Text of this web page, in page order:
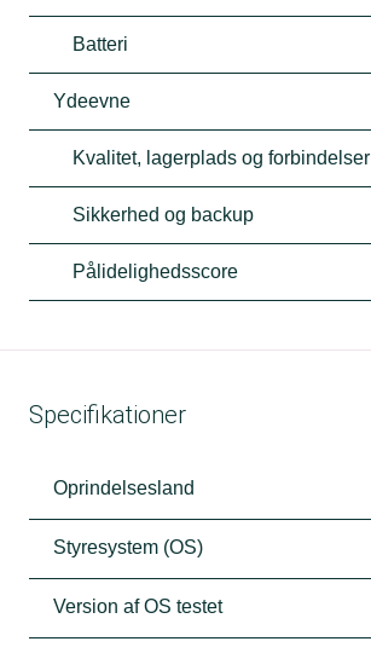
Batteri
Ydeevne
Kvalitet, lagerplads og forbindelser
Sikkerhed og backup
Pålidelighedsscore
Specifikationer
Oprindelsesland
Styresystem (OS)
Version af OS testet